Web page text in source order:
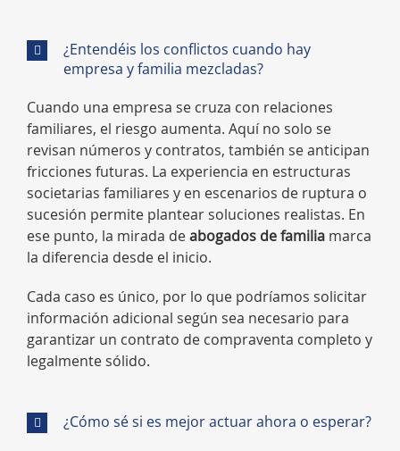
¿Entendéis los conflictos cuando hay
empresa y familia mezcladas?
Cuando una empresa se cruza con relaciones
familiares, el riesgo aumenta. Aquí no solo se
revisan números y contratos, también se anticipan
fricciones futuras. La experiencia en estructuras
societarias familiares y en escenarios de ruptura o
sucesión permite plantear soluciones realistas. En
ese punto, la mirada deabogados de familia marca
la diferencia desde el inicio.
Cada caso es único, por lo que podríamos solicitar
información adicional según sea necesario para
garantizar un contrato de compraventa completo y
legalmente sólido.
¿Cómo sé si es mejor actuar ahora o esperar?